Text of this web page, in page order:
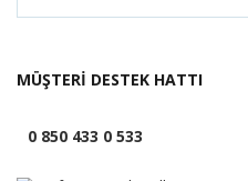
MÜŞTERİ DESTEK HATTI
0 850 433 0 533